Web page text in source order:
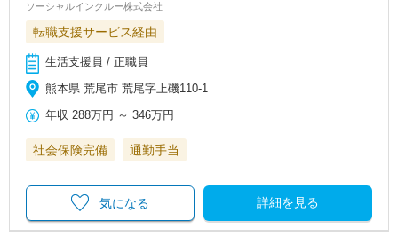
ソーシャルインクルー株式会社
転職支援サービス経由
生活支援員 / 正職員
熊本県 荒尾市 荒尾字上磯110-1
年収 288万円 ～346万円
社会保険完備 通勤手当
詳細を見る
気になる